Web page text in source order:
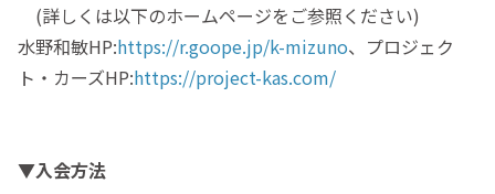
(詳しくは以下のホームページをご参照ください)
水野和敏HP:https://r.goope.jp/k-mizuno、プロジェク
ト・カーズHP:https://project-kas.com/
▼入会方法